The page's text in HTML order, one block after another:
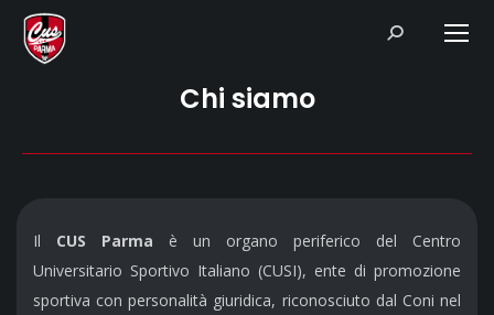
Search:
Chi siamo
Il CUS Parma è un organo periferico del Centro
Universitario Sportivo Italiano (CUSI), ente di promozione
sportiva con personalità giuridica, riconosciuto dal Coni nel